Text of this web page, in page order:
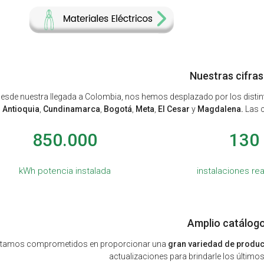
Nuestras cifras
nuestra llegada a Colombia, nos hemos desplazado por los
Antioquia, Cundinamarca, Bogotá, Meta, El Cesar y Magdalena. Las
850.000 130
kWh potencia instalada instalaciones
Amplio
comprometidos en proporcionar una gran variedad de
actualizaciones para brindarle los